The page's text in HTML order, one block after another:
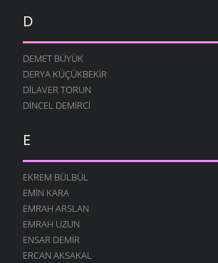
D
DEMET BÜYÜK
DERYA KÜÇÜKBEKIR
DILAVER TORUN
DINCEL DEMIRCI
E
EKREM BÜLBÜL
EMIN KARA
EMRAH ARSLAN
EMRAH UZUN
ENSAR DEMIR
ERCAN AKSAKAL